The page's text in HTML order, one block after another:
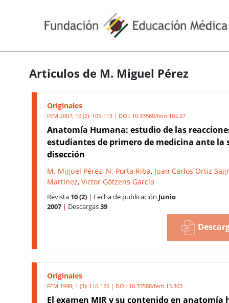
Articulos de M. Miguel Pérez
Originales
FEM 2007; 10 (2): 105-113 | DOI: 10.33588/fem.102.27
Anatomía Humana: estudio de las
estudiantes de primero de medicina ante la
disección
M. Miguel Pérez, N. Porta Riba, Juan Carlos Ortiz
Martinez, Victor Götzens García
Revista 10 (2) | Fecha de publicación Junio
2007 | Descargas39
Originales
FEM 1998; 1 (3): 116-126 | DOI: 10.33588/fem.13.303
El examen MIR y su contenido en anatomía